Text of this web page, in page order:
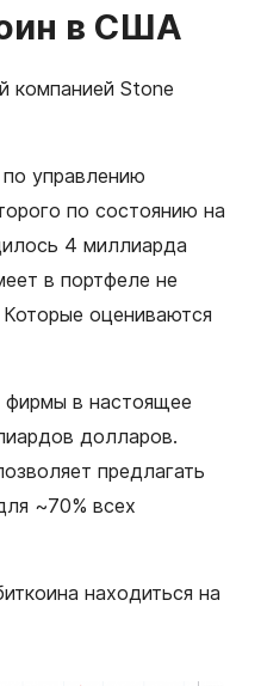
в США
компанией Stone
управлению
по состоянию на
4 миллиарда
в портфеле не
оцениваются
в настоящее
долларов.
предлагать
~70% всех
находиться на